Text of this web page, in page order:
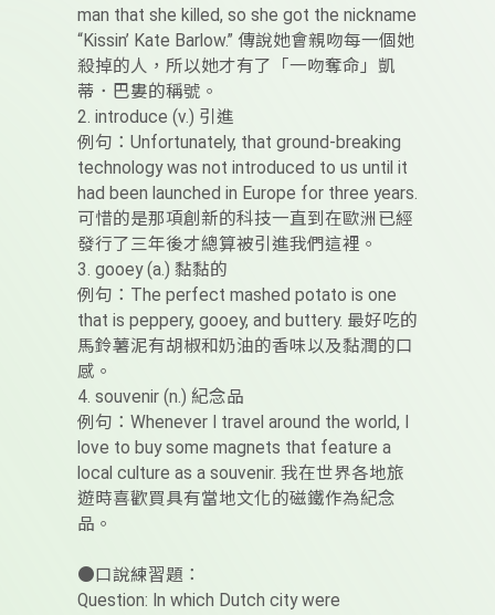
man that she killed, so she got the nickname
“Kissin’ Kate Barlow.” 傳說她會親吻每一個她
殺掉的人，所以她才有了「一吻奪命」凱
蒂．巴婁的稱號。
2. introduce (v.) 引進
例句：Unfortunately, that ground-breaking
technology was not introduced to us until it
had been launched in Europe for three years.
可惜的是那項創新的科技一直到在歐洲已經
發行了三年後才總算被引進我們這裡。
3. gooey (a.) 黏黏的
例句：The perfect mashed potato is one
that is peppery, gooey, and buttery. 最好吃的
馬鈴薯泥有胡椒和奶油的香味以及黏潤的口
感。
4. souvenir (n.) 紀念品
例句：Whenever I travel around the world, I
love to buy some magnets that feature a
local culture as a souvenir. 我在世界各地旅
遊時喜歡買具有當地文化的磁鐵作為紀念
品。
●口說練習題：
Question: In which Dutch city were